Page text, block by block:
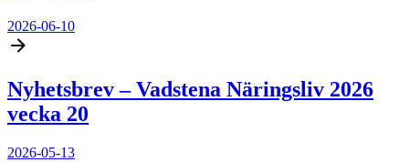
2026-06-10
Nyhetsbrev – Vadstena Näringsliv 2026
vecka 20
2026-05-13